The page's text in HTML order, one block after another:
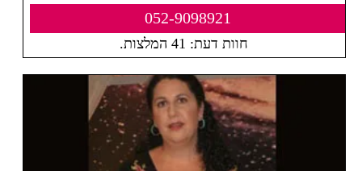
052-9098921
חוות דעת: 41 המלצות.